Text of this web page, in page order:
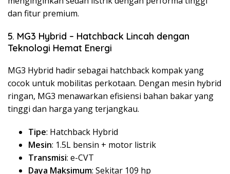
dan fitur premium.
5. MG3 Hybrid – Hatchback Lincah dengan
Teknologi Hemat Energi
MG3 Hybrid hadir sebagai hatchback kompak yang
cocok untuk mobilitas perkotaan. Dengan mesin hybrid
ringan, MG3 menawarkan efisiensi bahan bakar yang
tinggi dan harga yang terjangkau.
Tipe: Hatchback Hybrid
Mesin: 1.5L bensin + motor listrik
Transmisi: e-CVT
Daya Maksimum: Sekitar 109 hp